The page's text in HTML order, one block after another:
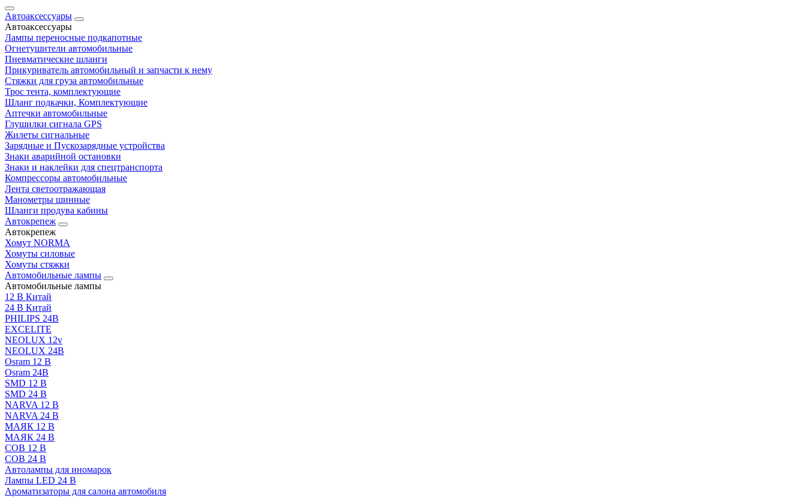
Автоаксессуары
Автоаксессуары
Лампы переносные подкапотные
Огнетушители автомобильные
Пневматические шланги
Прикуриватель автомобильный и запчасти к нему
Стяжки для груза автомобильные
Трос тента, комплектующие
Шланг подкачки, Комплектующие
Аптечки автомобильные
Глушилки сигнала GPS
Жилеты сигнальные
Зарядные и Пускозарядные устройства
Знаки аварийной остановки
Знаки и наклейки для спецтранспорта
Компрессоры автомобильные
Лента светоотражающая
Манометры шинные
Шланги продува кабины
Автокрепеж
Автокрепеж
Хомут NORMA
Хомуты силовые
Хомуты стяжки
Автомобильные лампы
Автомобильные лампы
12 В Китай
24 В Китай
PHILIPS 24В
EXCELITE
NEOLUX 12v
NEOLUX 24В
Osram 12 В
Osram 24В
SMD 12 В
SMD 24 В
NARVA 12 В
NARVA 24 В
МАЯК 12 В
МАЯК 24 В
COB 12 В
COB 24 В
Автолампы для иномарок
Лампы LED 24 B
Ароматизаторы для салона автомобиля